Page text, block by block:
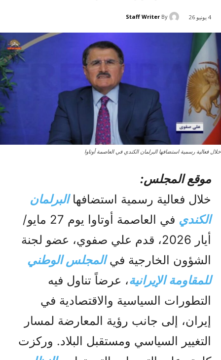
4 يونيو 26 By
Staff Writer
خلال فعالية رسمية استضافها البرلمان الكندي في العاصمة أوتاوا
موقع المجلس:
خلال فعالية رسمية استضافها البرلمان
الكندي
في العاصمة أوتاوا يوم 27 مايو/
أيار 2026، قدم علي صفوي، عضو لجنة
الشؤون الخارجية فيالمجلس الوطني
للمقاومة الإيرانية، عرضاً تناول فيه
التطورات السياسية والاقتصادية في
إيران، إلى جانب رؤية المعارضة لمسار
التغيير السياسي ومستقبل البلاد. وركزت